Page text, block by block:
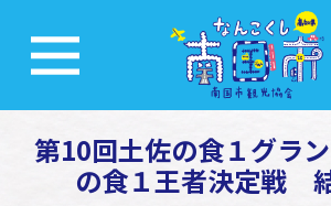
第10回土佐の食１グラ
の食１王者決定戦